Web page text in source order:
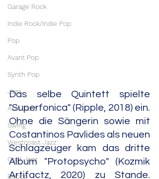
Garage Rock
Indie Rock/Indie Pop
Pop
Avant Pop
Synth Pop
Jazz
Acid Jazz
Swing
Westcoast Jazz
Cool Jazz
Bebop
Das selbe Quintett spielte
"Superfonica" (Ripple, 2018) ein.
Ohne die Sängerin sowie mit
Costantinos Pavlides als neuen
Schlagzeuger kam das dritte
Album "Protopsycho" (Kozmik
Artifactz, 2020) zu Stande.